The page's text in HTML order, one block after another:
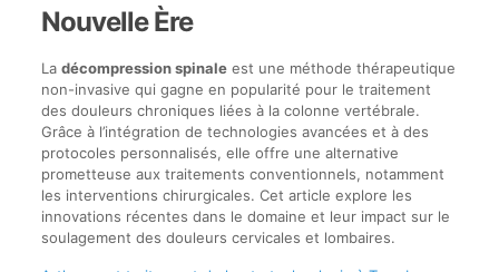
Nouvelle Ère
La décompression spinaleest une méthode thérapeutique
non-invasive qui gagne en popularité pour le traitement
des douleurs chroniques liées à la colonne vertébrale.
Grâce à l’intégration de technologies avancées et à des
protocoles personnalisés, elle offre une alternative
prometteuse aux traitements conventionnels, notamment
les interventions chirurgicales. Cet article explore les
innovations récentes dans le domaine et leur impact sur le
soulagement des douleurs cervicales et lombaires.